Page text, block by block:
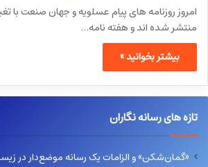
امروز روزنامه های پیام عسلویه و جهان صنعت با
منتشر شده اند و هفته نامه…
بیشتر بخوانید »
تازه های رسانه نگاران
«گمان‌شکن» و الزامات یک رسانه موضع‌دار در